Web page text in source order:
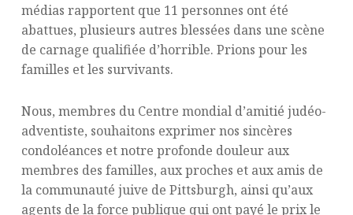
médias rapportent que 11 personnes ont été
abattues, plusieurs autres blessées dans une scène
de carnage qualifiée d’horrible. Prions pour les
familles et les survivants.
Nous, membres du Centre mondial d’amitié judéo-
adventiste, souhaitons exprimer nos sincères
condoléances et notre profonde douleur aux
membres des familles, aux proches et aux amis de
la communauté juive de Pittsburgh, ainsi qu’aux
agents de la force publique qui ont payé le prix le